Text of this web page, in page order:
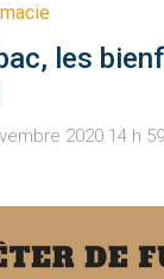
les
2020 14 h